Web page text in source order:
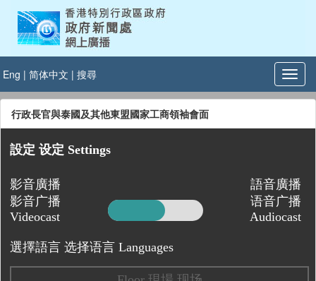
Eng | 简体中文 | 搜尋
行政長官與泰國及其他東盟國家工商領袖會面